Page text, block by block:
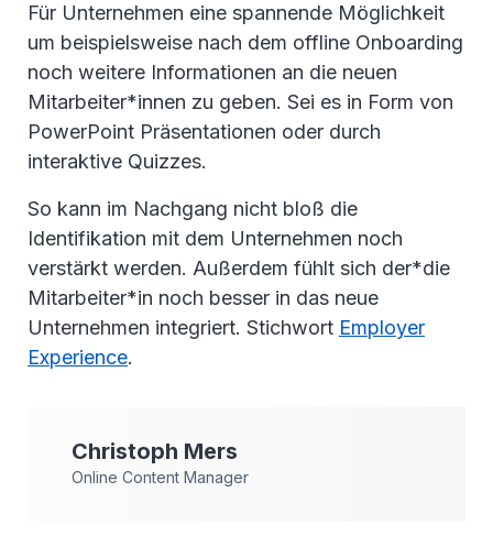
Für Unternehmen eine spannende Möglichkeit
um beispielsweise nach dem offline Onboarding
noch weitere Informationen an die neuen
Mitarbeiter*innen zu geben. Sei es in Form von
PowerPoint Präsentationen oder durch
interaktive Quizzes.
So kann im Nachgang nicht bloß die
Identifikation mit dem Unternehmen noch
verstärkt werden. Außerdem fühlt sich der*die
Mitarbeiter*in noch besser in das neue
Unternehmen integriert. Stichwort Employer
Experience.
Christoph Mers
Online Content Manager